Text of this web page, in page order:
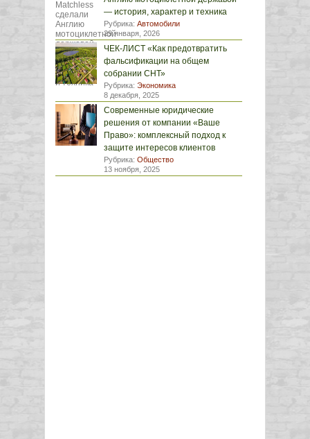
— история, характер и техника
Рубрика: Автомобили
29 января, 2026
ЧЕК-ЛИСТ «Как предотвратить
фальсификации на общем
собрании СНТ»
Рубрика: Экономика
8 декабря, 2025
Современные юридические
решения от компании «Ваше
Право»: комплексный подход к
защите интересов клиентов
Рубрика: Общество
13 ноября, 2025